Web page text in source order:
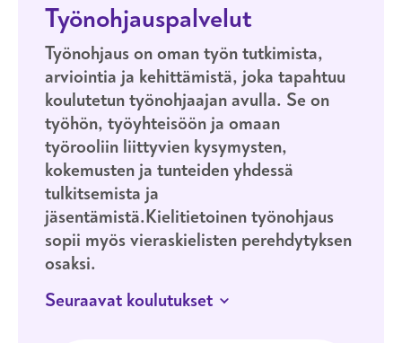
Työnohjauspalvelut
Työnohjaus on oman työn tutkimista,
arviointia ja kehittämistä, joka tapahtuu
koulutetun työnohjaajan avulla. Se on
työhön, työyhteisöön ja omaan
työrooliin liittyvien kysymysten,
kokemusten ja tunteiden yhdessä
tulkitsemista ja
jäsentämistä.Kielitietoinen työnohjaus
sopii myös vieraskielisten perehdytyksen
osaksi.
Seuraavat koulutukset